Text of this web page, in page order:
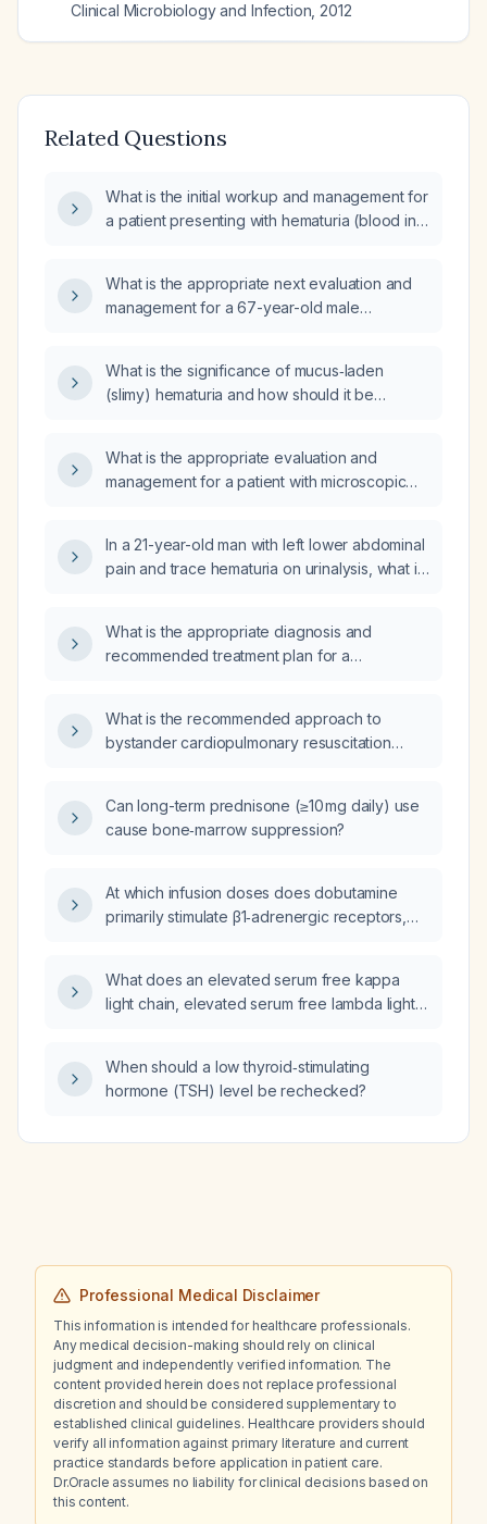
Clinical Microbiology and Infection 2012
Related Questions
What is the initial workup and management for
a patient presenting with hematuria (blood in
What is the appropriate next evaluation and
management for a 67-year-old male
What is the significance of mucus‑laden
(slimy) hematuria and how should it be
What is the appropriate evaluation and
management for a patient with microscopic
In a 21-year-old man with left lower abdominal
pain and trace hematuria on urinalysis, what is
What is the appropriate diagnosis and
recommended treatment plan for a
active suicidal ideation with a concrete
overdose plan, multiple prior suicide attempts
benzodiazepine (clonazepam) dependence
with tolerance, recent alcohol intoxication
psychiatric assessment and demanding
benzodiazepine medication?
What is the recommended approach to
bystander cardiopulmonary resuscitation
hours?
Can long-term prednisone (≥10 mg daily) use
cause bone‑marrow suppression?
At which infusion doses does dobutamine
primarily stimulate β1‑adrenergic receptors,
What does an elevated serum free kappa
light chain, elevated serum free lambda light
be performed?
When should a low thyroid‑stimulating
hormone (TSH) level be rechecked?
Professional Medical Disclaimer
This information is intended for healthcare professionals.
Any medical decision-making should rely on clinical
judgment and independently verified information. The
content provided herein does not replace professional
discretion and should be considered supplementary to
established clinical guidelines. Healthcare providers should
verify all information against primary literature and current
practice standards before application in patient care.
Dr.Oracle assumes no liability for clinical decisions based on
this content.